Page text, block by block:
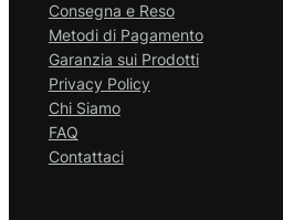
Consegna e Reso
Metodi di Pagamento
Garanzia sui Prodotti
Privacy Policy
Chi Siamo
FAQ
Contattaci